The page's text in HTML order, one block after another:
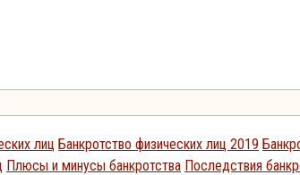
лиц Банкротство физических лиц 2019
Плюсы и минусы банкротства Последствия